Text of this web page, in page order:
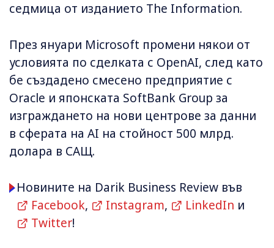
седмица от изданието The Information.
През януари Microsoft промени някои от
условията по сделката с OpenAI, след като
бе създадено смесено предприятие с
Oracle и японската SoftBank Group за
изграждането на нови центрове за данни
в сферата на AI на стойност 500 млрд.
долара в САЩ.
Новините на Darik Business Review във
Facebook, Instagram, LinkedIn и
Twitter!